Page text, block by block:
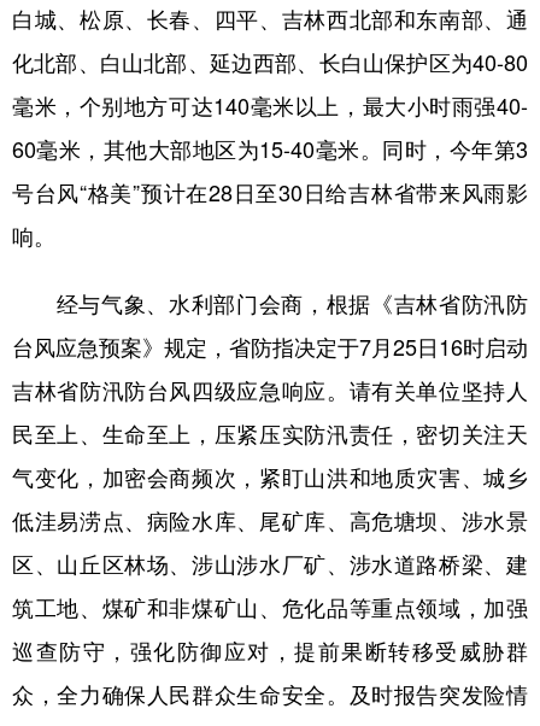
文化 书画 健康 军事
访谈 视频 图片 政务
食品 人居 信息化 数字经济
彩票 娱乐 时尚 悦读
公益 一带一路 亚太网 上市公司
文化产业
地方频道
北京 天津 河北 山西
浙江 安徽 江西
白城、松原、长春、四平、吉林西北部和东南部、通
化北部、白山北部、延边西部、长白山保护区为40-80
毫米，个别地方可达140毫米以上，最大小时雨强40-
60毫米，其他大部地区为15-40毫米。同时，今年第3
号台风“格美”预计在28日至30日给吉林省带来风雨影
响。
经与气象、水利部门会商，根据《吉林省防汛防
台风应急预案》规定，省防指决定于7月25日16时启动
吉林省防汛防台风四级应急响应。请有关单位坚持人
民至上、生命至上，压紧压实防汛责任，密切关注天
气变化，加密会商频次，紧盯山洪和地质灾害、城乡
低洼易涝点、病险水库、尾矿库、高危塘坝、涉水景
区、山丘区林场、涉山涉水厂矿、涉水道路桥梁、建
筑工地、煤矿和非煤矿山、危化品等重点领域，加强
巡查防守，强化防御应对，提前果断转移受威胁群
众，全力确保人民群众生命安全。及时报告突发险情